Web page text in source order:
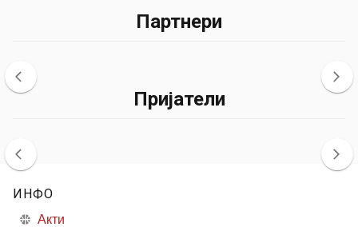
Партнери
Пријатели
ИНФО
Акти